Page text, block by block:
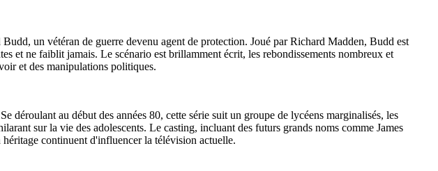
un vétéran de guerre devenu agent de protection. Joué par Richard Madden, Budd est
et ne faiblit jamais. Le scénario est brillamment écrit, les rebondissements nombreux et
et des manipulations politiques.
déroulant au début des années 80, cette série suit un groupe de lycéens marginalisés, les
sur la vie des adolescents. Le casting, incluant des futurs grands noms comme James
continuent d'influencer la télévision actuelle.